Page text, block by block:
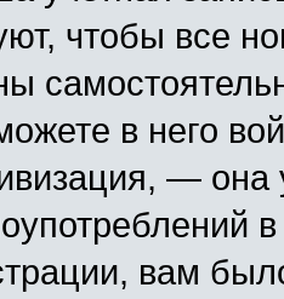
чтобы все
в него
—
вам